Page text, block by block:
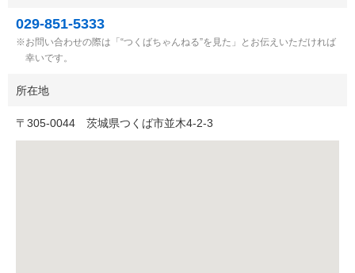
029-851-5333
お問い合わせの際は「“つくばちゃんねる”を見た」とお伝えいただければ
幸いです。
所在地
〒 305-0044 茨城県つくば市並木4-2-3